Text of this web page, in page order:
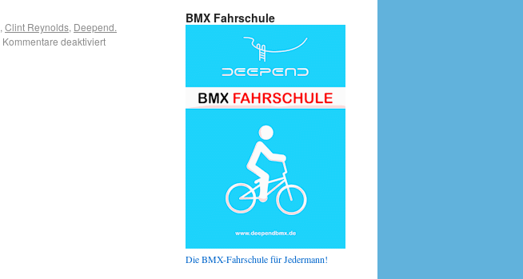
, Clint Reynolds, Deepend.
Kommentare deaktiviert
BMX Fahrschule
Die BMX-Fahrschule für Jedermann!